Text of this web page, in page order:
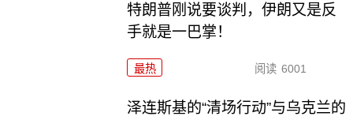
特朗普刚说要谈判，伊朗又是反
手就是一巴掌！
最热 阅读 6001
泽连斯基的“清场行动”与乌克兰的